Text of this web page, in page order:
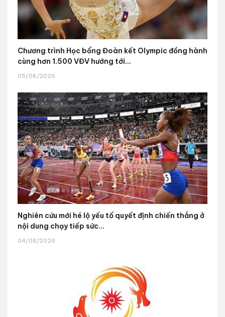
Chương trình Học bổng Đoàn kết Olympic đồng hành
cùng hơn 1.500 VĐV hướng tới...
05/08/2026
Nghiên cứu mới hé lộ yếu tố quyết định chiến thắng ở
nội dung chạy tiếp sức...
04/08/2026